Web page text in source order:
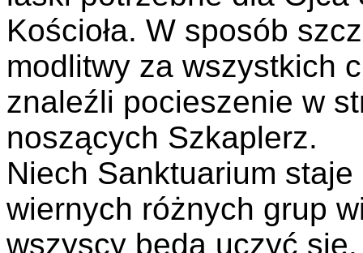
Kościoła. W sposób
modlitwy za wszystkich
znaleźli pocieszenie w
noszących Szkaplerz.
Niech Sanktuarium
wiernych różnych grup
wszyscy będą uczyć